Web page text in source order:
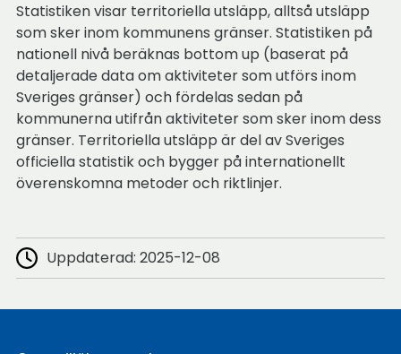
Statistiken visar territoriella utsläpp, alltså utsläpp
som sker inom kommunens gränser. Statistiken på
nationell nivå beräknas bottom up (baserat på
detaljerade data om aktiviteter som utförs inom
Sveriges gränser) och fördelas sedan på
kommunerna utifrån aktiviteter som sker inom dess
gränser. Territoriella utsläpp är del av Sveriges
officiella statistik och bygger på internationellt
överenskomna metoder och riktlinjer.
Uppdaterad: 2025-12-08